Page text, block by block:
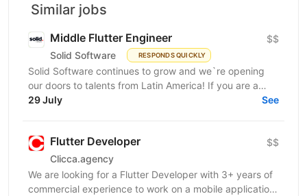
Similar jobs
Middle Flutter Engineer
Solid Software RESPONDS QUICKLY
$$
Solid Software continues to grow and we`re opening
our doors to talents from Latin America! If you are a
Middle Flutter Engineer, looking for new...
29 July See
Flutter Developer
Clicca.agency
$$
We are looking for a Flutter Developer with 3+ years of
commercial experience to work on a mobile application